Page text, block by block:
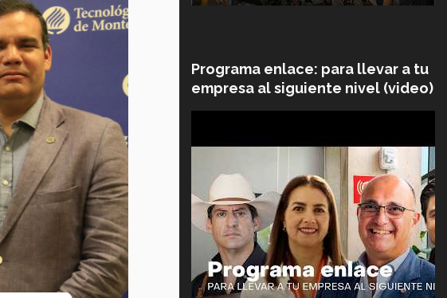
Programa enlace: para llevar a tu
empresa al siguiente nivel (video)